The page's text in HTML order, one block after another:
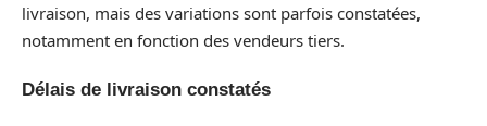
livraison, mais des variations sont parfois constatées,
notamment en fonction des vendeurs tiers.
Délais de livraison constatés